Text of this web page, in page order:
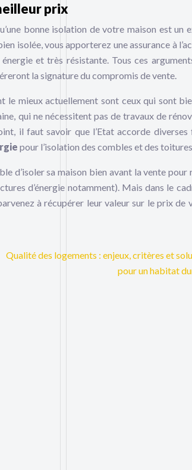
prix
bonne isolation de votre maison est un
isolée, vous apporterez une assurance à
et très résistante. Tous ces
la signature du compromis de vente.
le mieux actuellement sont ceux qui sont
qui ne nécessitent pas de travaux de
il faut savoir que l’Etat accorde diverses
pour l’isolation des combles et des
d’isoler sa maison bien avant la vente pour
d’énergie notamment). Mais dans le
à récupérer leur valeur sur le prix de
Qualité des logements : enjeux, critères et
pour un habitat